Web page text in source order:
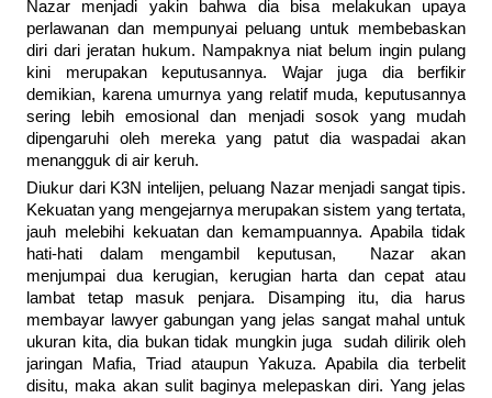
Nazar menjadi yakin bahwa dia bisa melakukan upaya
perlawanan dan mempunyai peluang untuk membebaskan
diri dari jeratan hukum. Nampaknya niat belum ingin pulang
kini merupakan keputusannya. Wajar juga dia berfikir
demikian, karena umurnya yang relatif muda, keputusannya
sering lebih emosional dan menjadi sosok yang mudah
dipengaruhi oleh mereka yang patut dia waspadai akan
menangguk di air keruh.
Diukur dari K3N intelijen, peluang Nazar menjadi sangat tipis.
Kekuatan yang mengejarnya merupakan sistem yang tertata,
jauh melebihi kekuatan dan kemampuannya. Apabila tidak
hati-hati dalam mengambil keputusan, Nazar akan
menjumpai dua kerugian, kerugian harta dan cepat atau
lambat tetap masuk penjara. Disamping itu, dia harus
membayar lawyer gabungan yang jelas sangat mahal untuk
ukuran kita, dia bukan tidak mungkin juga sudah dilirik oleh
jaringan Mafia, Triad ataupun Yakuza. Apabila dia terbelit
disitu, maka akan sulit baginya melepaskan diri. Yang jelas